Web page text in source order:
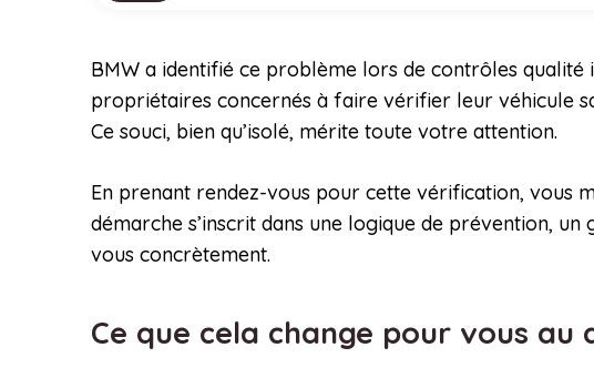
BMW a identifié ce problème lors de contrôles
propriétaires concernés à faire vérifier leur véhicule
Ce souci, bien qu’isolé, mérite toute votre attention.
En prenant rendez-vous pour cette vérification, vous
démarche s’inscrit dans une logique de prévention,
vous concrètement.
Ce que cela change pour vous au